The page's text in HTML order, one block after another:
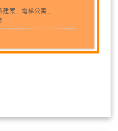
建案 , 電梯公寓 ,